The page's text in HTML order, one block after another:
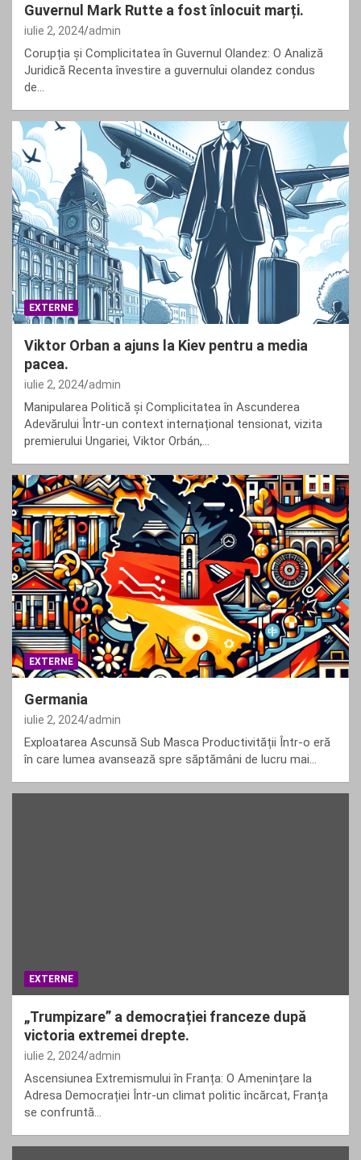
Guvernul Mark Rutte a fost înlocuit marți.
iulie 2, 2024 admin
Corupția și Complicitatea în Guvernul Olandez: O Analiză
Juridică Recenta învestire a guvernului olandez condus
de…
EXTERNE
Viktor Orban a ajuns la Kiev pentru a media
pacea.
iulie 2, 2024 admin
Manipularea Politică și Complicitatea în Ascunderea
Adevărului Într-un context internațional tensionat, vizita
premierului Ungariei, Viktor Orbán,…
EXTERNE
Germania
iulie 2, 2024 admin
Exploatarea Ascunsă Sub Masca Productivității Într-o eră
în care lumea avansează spre săptămâni de lucru mai…
EXTERNE
„Trumpizare” a democrației franceze după
victoria extremei drepte.
iulie 2, 2024 admin
Ascensiunea Extremismului în Franța: O Amenințare la
Adresa Democrației Într-un climat politic încărcat, Franța
se confruntă…